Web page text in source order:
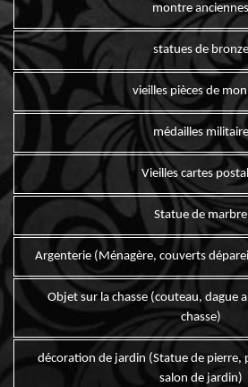
montre anciennes
statues de bronze
vieilles pièces de
médailles militaire
Vieilles cartes
Statue de marbre
Argenterie (Ménagère, couverts
Objet sur la chasse (couteau, dague
chasse)
décoration de jardin (Statue de pierre,
salon de jardin)